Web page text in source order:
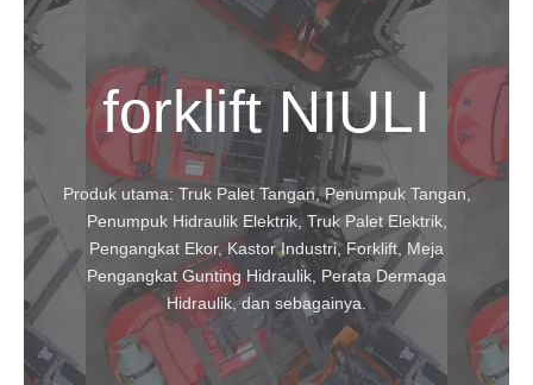
forklift NIULI
Produk utama: Truk Palet Tangan, Penumpuk Tangan,
Penumpuk Hidraulik Elektrik, Truk Palet Elektrik,
Pengangkat Ekor, Kastor Industri, Forklift, Meja
Pengangkat Gunting Hidraulik, Perata Dermaga
Hidraulik, dan sebagainya.